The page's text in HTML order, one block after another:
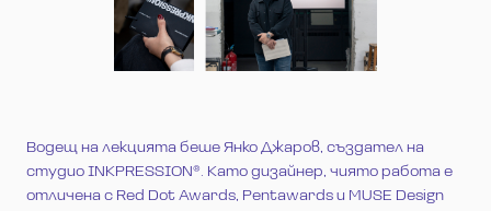
Водещ на лекцията беше Янко Джаров, създател на
студио INKPRESSION®. Като дизайнер, чиято работа е
отличена с Red Dot Awards, Pentawards и MUSE Design